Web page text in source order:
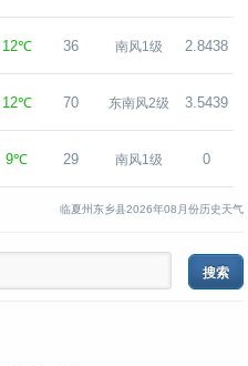
12℃ 36 南风1级 2.8438
12℃ 70 东南风2级 3.5439
9℃ 29 南风1级 0
临夏州东乡县2026年08月份历史天气